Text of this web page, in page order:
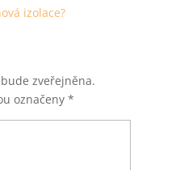
izolace?
zveřejněna.
označeny *